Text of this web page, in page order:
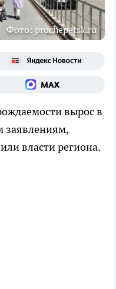
Фото: prochepetsk.ru
вырос в
заявлениям,
власти региона.